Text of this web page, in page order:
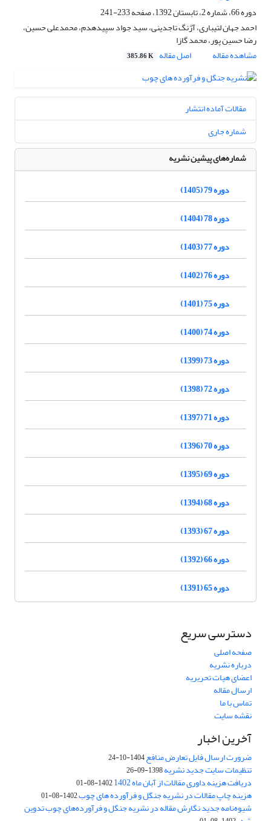
دوره 66، شماره 2، تابستان 1392، صفحه
233-241
احمد جهان لتیباری، آژنگ تاجدینی، سید جواد سپیده‏دم، محمدعلی حسین،
رضا حسین پور، محمد گازا
مشاهده مقاله
اصل مقاله 385.86 K
مقالات آماده انتشار
شماره جاری
شماره‌های پیشین نشریه
دوره 79 (1405)
دوره 78 (1404)
دوره 77 (1403)
دوره 76 (1402)
دوره 75 (1401)
دوره 74 (1400)
دوره 73 (1399)
دوره 72 (1398)
دوره 71 (1397)
دوره 70 (1396)
دوره 69 (1395)
دوره 68 (1394)
دوره 67 (1393)
دوره 66 (1392)
دوره 65 (1391)
دسترسی سریع
صفحه اصلی
درباره نشریه
اعضای هیات تحریریه
ارسال مقاله
تماس با ما
نقشه سایت
آخرین اخبار
ضرورت ارسال فایل تعارض منافع1404-10-24
تنظیمات سایت جدید نشریه1398-09-26
دریافت هزینه داوری مقالات از آبان ماه 1402 1402-08-01
هزینه چاپ مقالات در نشریه جنگل و فرآورده های چوب1402-08-01
شیوه‌نامه جدید نگارش مقاله در نشریه جنگل و فرآورده‌های چوب تدوین